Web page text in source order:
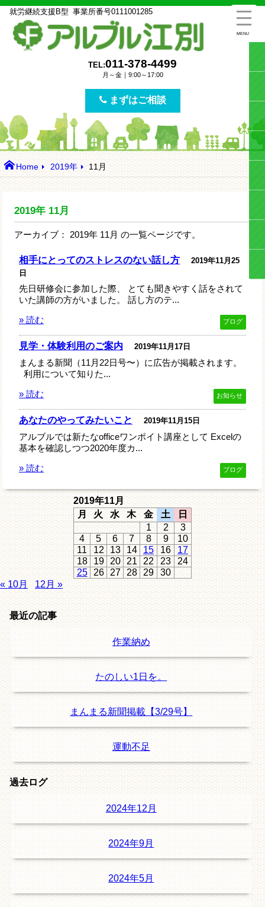
就労継続支援B型 事業所番号0111001285
TEL:011-378-4499
月～金｜9:00～17:00
まずはご相談
MENU
Home 2019年 11月
2019年 11月
アーカイブ： 2019年 11月 の一覧ページです。
相手にとってのストレスのない話し方
2019年11月25
日
先日研修会に参加した際、 とても聞きやすく話をされて
いた講師の方がいました。 話し方のテ...
ブログ
» 読む
見学・体験利用のご案内 2019年11月17日
まんまる新聞（11月22日号〜）に広告が掲載されます。
利用について知りた...
お知らせ
» 読む
あなたのやってみたいこと 2019年11月15日
アルブルでは新たなofficeワンポイト講座として Excelの
基本を確認しつつ2020年度カ...
ブログ
» 読む
2019年11月
月
火 水 木 金 土
日
1
2
3
4
5 6 7 8 9
10
11
12 13 14 15 16
17
18 19 20 21 22 23
24
25 26 27 28 29
30
« 10月
12月 »
最近の記事
作業納め
たのしい1日を。
まんまる新聞掲載【3/29号】
運動不足
過去ログ
2024年12月
2024年9月
2024年5月